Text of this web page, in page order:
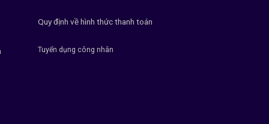
Quy định về hình thức thanh toán
Tuyển dụng công nhân